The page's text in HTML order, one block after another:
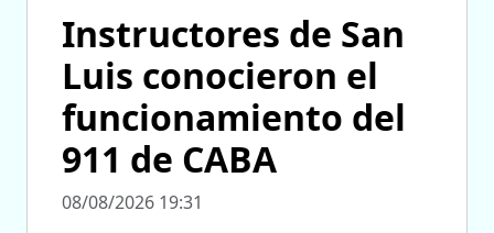
Instructores de San
Luis conocieron el
funcionamiento del
911 de CABA
08/08/2026 19:31